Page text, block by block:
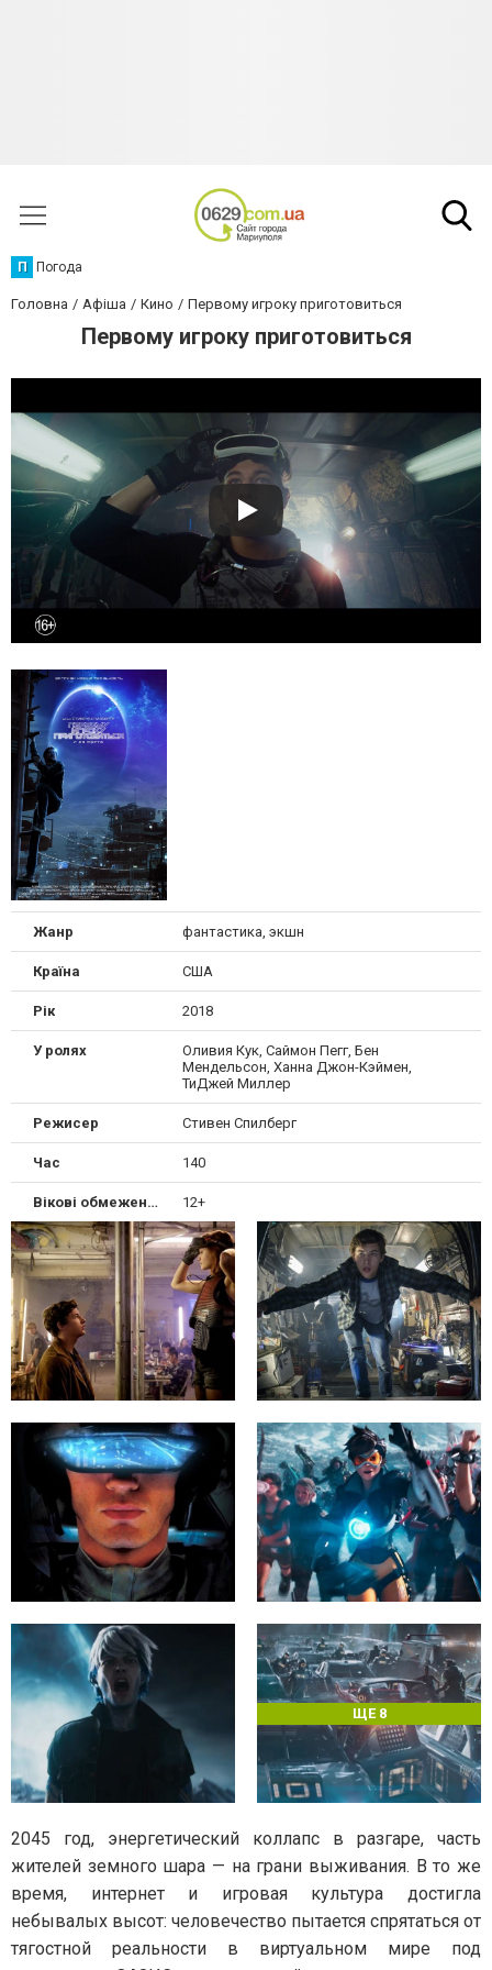
П Погода
Головна Афіша Кино Первому игроку приготовиться
Первому игроку приготовиться
Жанр фантастика, экшн
Країна США
Рік 2018
У ролях
Оливия Кук, Саймон Пегг, Бен
Мендельсон, Ханна Джон-Кэймен,
ТиДжей Миллер
Режисер Стивен Спилберг
Час 140
Вікові обмеження 12+
ЩЕ 8
2045 год, энергетический коллапс в разгаре, часть
жителей земного шара — на грани выживания. В то же
время, интернет и игровая культура достигла
небывалых высот: человечество пытается спрятаться от
тягостной реальности в виртуальном мире под